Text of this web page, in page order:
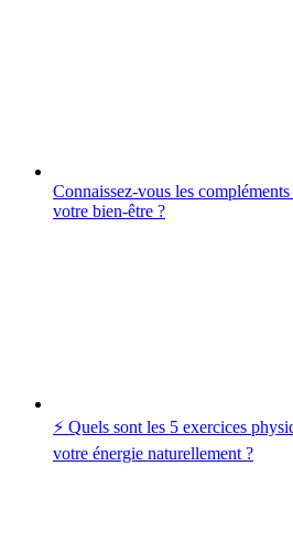
Connaissez-vous les
votre bien-être ?
⚡️ Quels sont les 5 exercices
votre énergie naturellement ?